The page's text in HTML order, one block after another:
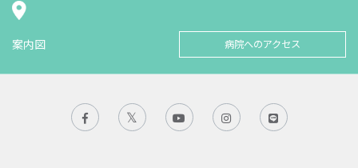
案内図 病院へのアクセス